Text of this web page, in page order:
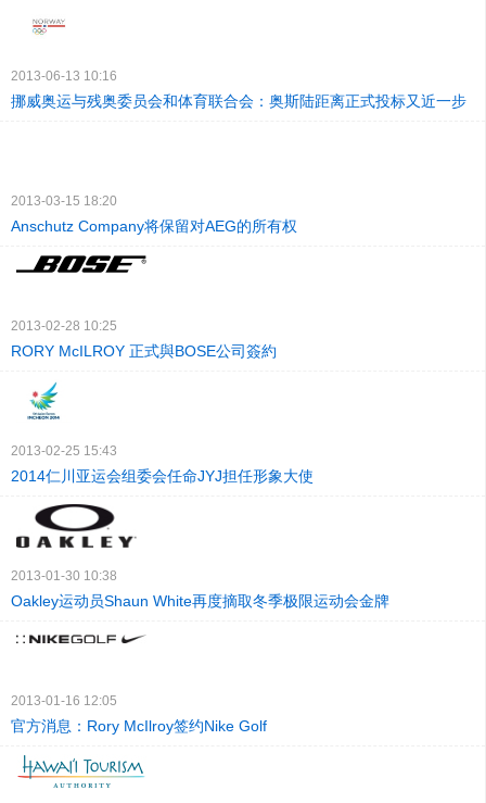
2013-06-13 10:16
挪威奥运与残奥委员会和体育联合会：奥斯陆距离正式投标又近一步
2013-03-15 18:20
Anschutz Company将保留对AEG的所有权
2013-02-28 10:25
RORY McILROY 正式與BOSE公司簽約
2013-02-25 15:43
2014仁川亚运会组委会任命JYJ担任形象大使
2013-01-30 10:38
Oakley运动员Shaun White再度摘取冬季极限运动会金牌
2013-01-16 12:05
官方消息：Rory McIlroy签约Nike Golf